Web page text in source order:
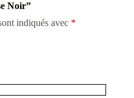
Noir”
indiqués avec *